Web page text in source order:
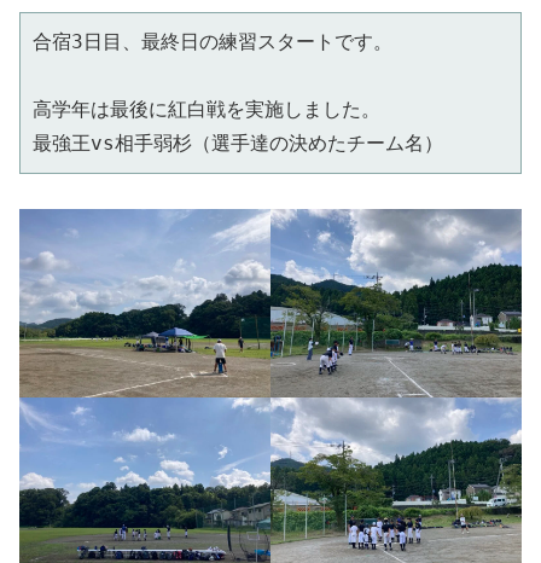
合宿3日目、最終日の練習スタートです。
高学年は最後に紅白戦を実施しました。
最強王vs相手弱杉（選手達の決めたチーム名）